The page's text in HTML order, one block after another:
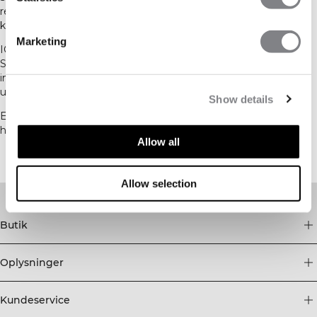
Marketing
Show details
Allow all
Allow selection
restitutionsområde, hvor løberne kunne lade op under de
krævende 24 timer.
ICIW deltog også med sit eget hold, ledet af Joanna Swica.
Sammen med 10 dedikerede løbere tilbagelagde holdet
imponerende 330+ kilometer og viste enestående
udholdenhed, teamwork og viljestyrke.
En uforglemmelig weekend fra start til slut. Vi er stolte af at
have bragt ICIW-energien til alle hjørner af dette episke event.
Butik
Oplysninger
Kundeservice